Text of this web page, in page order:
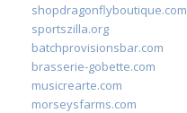
shopdragonflyboutique.com
sportszilla.org
batchprovisionsbar.com
brasserie-gobette.com
musicrearte.com
morseysfarms.com